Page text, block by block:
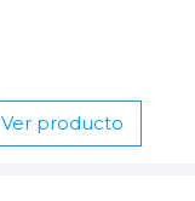
Ver producto